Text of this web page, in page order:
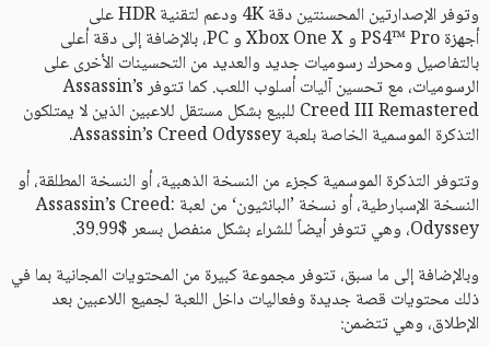
وتوفر الإصدارتين المحسنتين دقة 4K ودعم لتقنية HDR على
أجهزة PS4™ Pro و Xbox One X و PC، بالإضافة إلى دقة أعلى
بالتفاصيل ومحرك رسوميات جديد والعديد من التحسينات الأخرى على
الرسوميات، مع تحسين آليات أسلوب اللعب. كما تتوفر Assassin’s
Creed III Remastered للبيع بشكل مستقل للاعبين الذين لا يمتلكون
التذكرة الموسمية الخاصة بلعبة Assassin’s Creed Odyssey.
وتتوفر التذكرة الموسمية كجزء من النسخة الذهبية، أو النسخة المطلقة، أو
النسخة الإسبارطية، أو نسخة ’البانثيون‘ من لعبة Assassin’s Creed:
Odyssey، وهي تتوفر أيضاً للشراء بشكل منفصل بسعر $39.99.
وبالإضافة إلى ما سبق، تتوفر مجموعة كبيرة من المحتويات المجانية بما في
ذلك محتويات قصة جديدة وفعاليات داخل اللعبة لجميع اللاعبين بعد
الإطلاق، وهي تتضمن: